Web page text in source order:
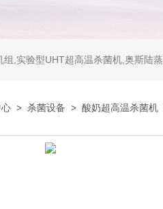
组,实验型UHT超高温杀菌机,奥斯陆
> 杀菌设备 > 酸奶超高温杀菌机